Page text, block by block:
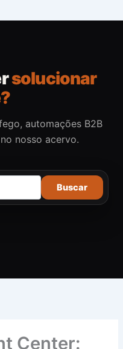
solucionar
automações B2B
nosso acervo.
Buscar
Center: